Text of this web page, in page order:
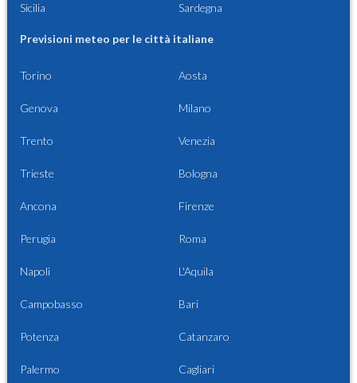
Sicilia Sardegna
Previsioni meteo per le città italiane
Torino Aosta
Genova Milano
Trento Venezia
Trieste Bologna
Ancona Firenze
Perugia Roma
Napoli L'Aquila
Campobasso Bari
Potenza Catanzaro
Palermo Cagliari